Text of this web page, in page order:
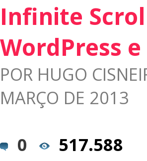
Infinite
WordPress
POR HUGO
MARÇO DE 2013
0
517.588